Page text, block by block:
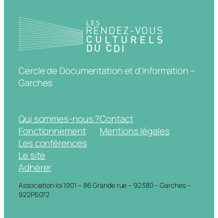
Cercle de Documentation et d'Information –
Garches
Qui sommes-nous ?
Fonctionnement
Les conférences
Le site
Adhérer
Contact
Mentions légales
Association loi 1901 – 86 Grande rue – 92380 – Garches –
922P6072